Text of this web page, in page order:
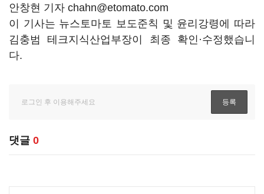
안창현 기자 chahn@etomato.com
이 기사는 뉴스토마토 보도준칙 및 윤리강령에 따라
김충범 테크지식산업부장이 최종 확인·수정했습니
다.
댓글 0